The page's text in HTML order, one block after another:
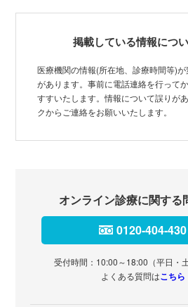
掲載している情報につ
医療機関の情報(所在地、診療時間等)
があります。事前に電話連絡を行って
すすいたします。情報について誤りが
クからご連絡をお願いいたします。
オンライン診療に関する
0120-404-430
受付時間：10:00～18:00（平日・
よくある質問はこちら